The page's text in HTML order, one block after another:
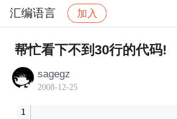
汇编语言 加入
社区 汇编语言 帖子详情
帮忙看下不到30行的代码!
sagegz
2008-12-25